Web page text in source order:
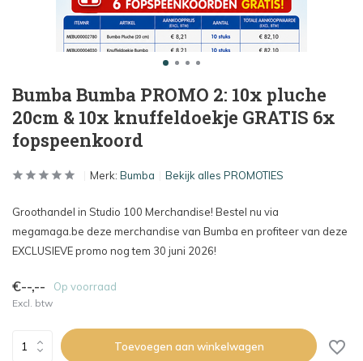
Bumba Bumba PROMO 2: 10x pluche
20cm & 10x knuffeldoekje GRATIS 6x
fopspeenkoord
Merk: Bumba Bekijk alles PROMOTIES
Groothandel in Studio 100 Merchandise! Bestel nu via
megamaga.be deze merchandise van Bumba en profiteer van deze
EXCLUSIEVE promo nog tem 30 juni 2026!
€--,-- Op voorraad
Excl. btw
Toevoegen aan winkelwagen